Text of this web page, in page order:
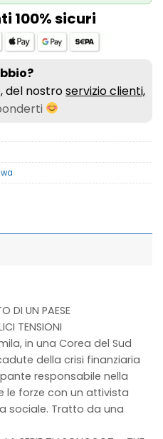
100% sicuri
del nostroservizio clienti,
DI UN PAESE
TENSIONI
in una Corea del Sud
della crisi finanziaria
responsabile nella
le forze con un attivista
sociale. Tratto da una